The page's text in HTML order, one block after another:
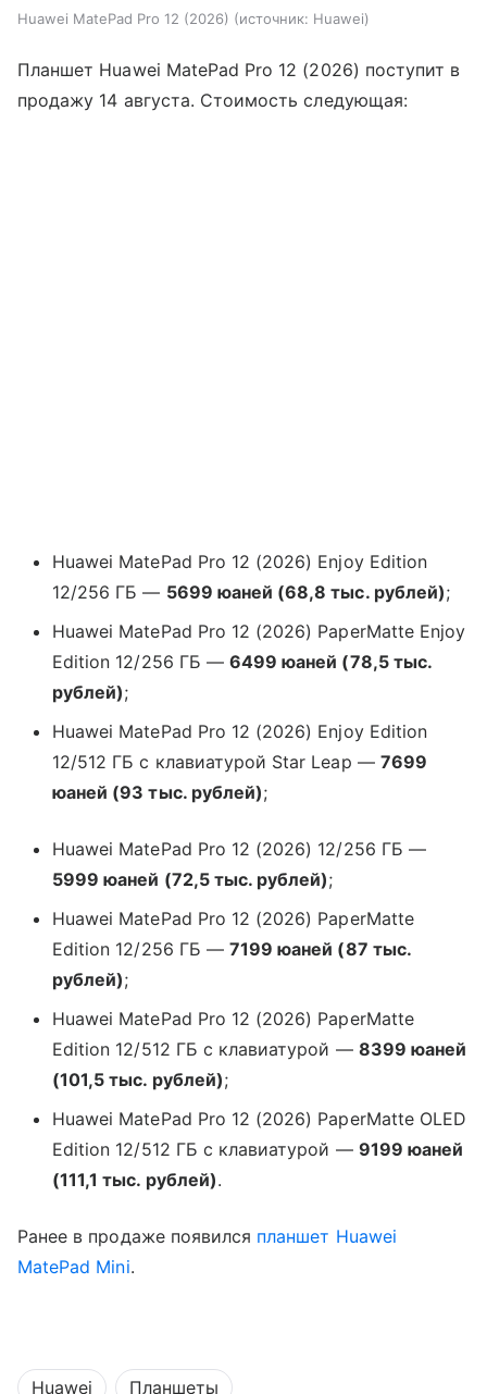
Huawei MatePad Pro 12 (2026) источник: Huawei
Планшет Huawei MatePad Pro 12 (2026) поступит в
продажу 14 августа. Стоимость следующая:
Huawei MatePad Pro 12 (2026) Enjoy Edition
12/256 ГБ — 5699 юаней (68,8 тыс. рублей);
Huawei MatePad Pro 12 (2026) PaperMatte Enjoy
Edition 12/256 ГБ — 6499 юаней (78,5 тыс.
рублей);
Huawei MatePad Pro 12 (2026) Enjoy Edition
12/512 ГБ с клавиатурой Star Leap — 7699
юаней (93 тыс. рублей);
Huawei MatePad Pro 12 (2026) 12/256 ГБ —
5999 юаней (72,5 тыс. рублей);
Huawei MatePad Pro 12 (2026) PaperMatte
Edition 12/256 ГБ — 7199 юаней (87 тыс.
рублей);
Huawei MatePad Pro 12 (2026) PaperMatte
Edition 12/512 ГБ с клавиатурой — 8399 юаней
(101,5 тыс. рублей);
Huawei MatePad Pro 12 (2026) PaperMatte OLED
Edition 12/512 ГБ с клавиатурой — 9199 юаней
(111,1 тыс. рублей).
Ранее в продаже появился планшет Huawei
MatePad Mini.
Huawei Планшеты